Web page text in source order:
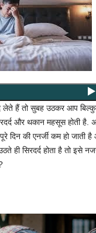
लेते हैं तो सुबह उठकर आप
और थकान महसूस होती
दिन की एनर्जी कम हो
ही सिरदर्द होता है तो